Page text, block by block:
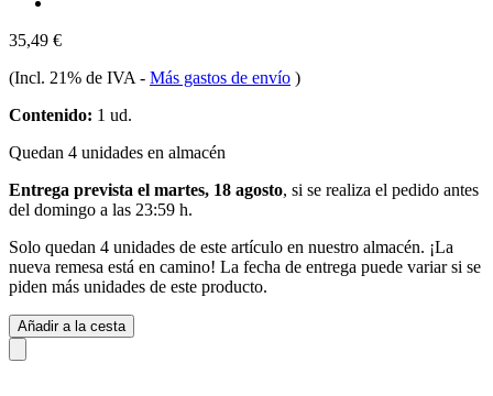
35,49 €
(Incl. 21% de IVA - Más gastos de envío )
Contenido: 1 ud.
Quedan 4 unidades en almacén
Entrega prevista el martes, 18 agosto, si se realiza el pedido antes
del domingo a las 23:59 h.
Solo quedan 4 unidades de este artículo en nuestro almacén. ¡La
nueva remesa está en camino! La fecha de entrega puede variar si se
piden más unidades de este producto.
Añadir a la cesta